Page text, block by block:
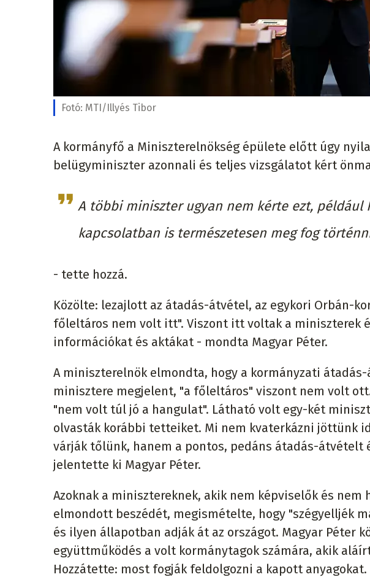
Fotó: MTI/Illyés Tibor
A kormányfő a Miniszterelnökség épülete előtt úgy
belügyminiszter azonnali és teljes vizsgálatot kért
A többi miniszter ugyan nem kérte ezt, például
kapcsolatban is természetesen meg fog
- tette hozzá.
Közölte: lezajlott az átadás-átvétel, az egykori Orbán-
főleltáros nem volt itt". Viszont itt voltak a miniszterek
információkat és aktákat - mondta Magyar Péter.
A miniszterelnök elmondta, hogy a kormányzati
minisztere megjelent, "a főleltáros" viszont nem volt
"nem volt túl jó a hangulat". Látható volt egy-két
olvasták korábbi tetteiket. Mi nem kvaterkázni jöttünk
várják tőlünk, hanem a pontos, pedáns átadás-átvételt
jelentette ki Magyar Péter.
Azoknak a minisztereknek, akik nem képviselők és
elmondott beszédét, megismételte, hogy "szégyelljék
és ilyen állapotban adják át az országot. Magyar Péter
együttműködés a volt kormánytagok számára, akik
Hozzátette: most fogják feldolgozni a kapott anyagokat.